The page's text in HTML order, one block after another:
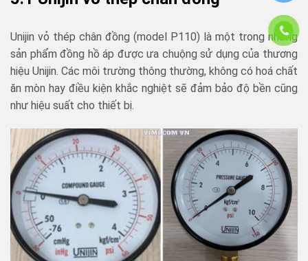
Unijin vỏ thép chân đồng (model P110) là một trong những
sản phẩm đồng hồ áp được ưa chuộng sử dụng của thương
hiệu Unijin. Các môi trường thông thường, không có hoá chất
ăn mòn hay điều kiện khắc nghiệt sẽ đảm bảo độ bền cũng
như hiệu suất cho thiết bị.